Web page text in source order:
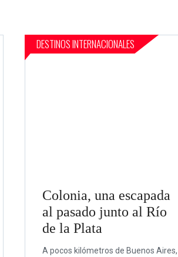
DESTINOS INTERNACIONALES
Colonia, una escapada
al pasado junto al Río
de la Plata
A pocos kilómetros de Buenos Aires,